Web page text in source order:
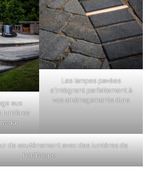
aux
lumières
dur
Les lampes pavées
s’intègrent parfaitement à
vos aménagements durs
de soutènement avec des lumières de
hardscape